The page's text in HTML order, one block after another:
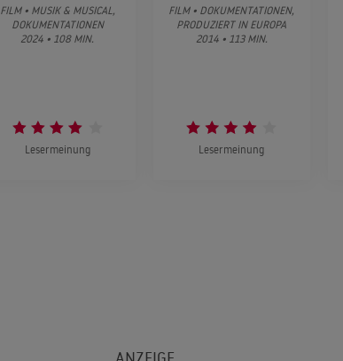
FILM • MUSIK & MUSICAL,
DOKUMENTATIONEN
2024 • 108 MIN.
Lesermeinung
FILM • DOKUMENTATIONEN,
PRODUZIERT IN EUROPA
2014 • 113 MIN.
Lesermeinung